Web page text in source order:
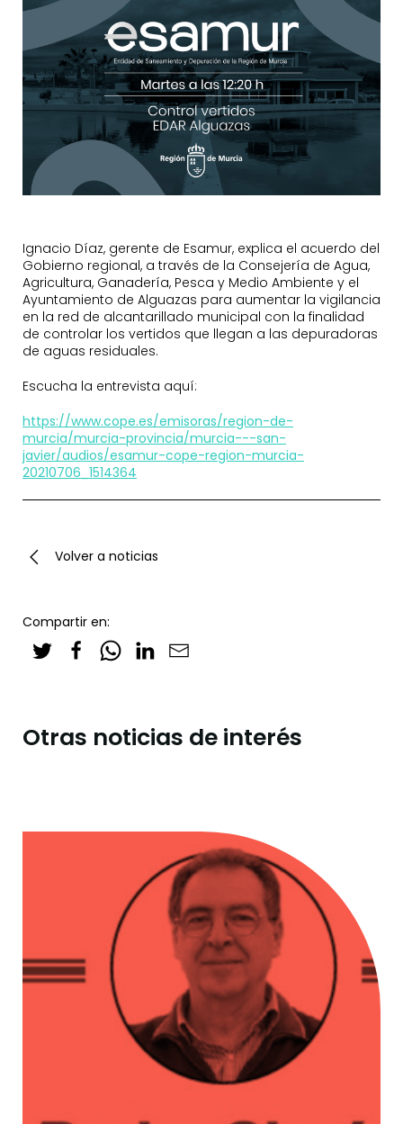
Ignacio Díaz, gerente de Esamur, explica el acuerdo del
Gobierno regional, a través de la Consejería de Agua,
Agricultura, Ganadería, Pesca y Medio Ambiente y el
Ayuntamiento de Alguazas para aumentar la vigilancia
en la red de alcantarillado municipal con la finalidad
de controlar los vertidos que llegan a las depuradoras
de aguas residuales.
Escucha la entrevista aquí:
https://www.cope.es/emisoras/region-de-
murcia/murcia-provincia/murcia---san-
javier/audios/esamur-cope-region-murcia-
20210706_1514364
Volver a noticias
Compartir en:
Otras noticias de interés